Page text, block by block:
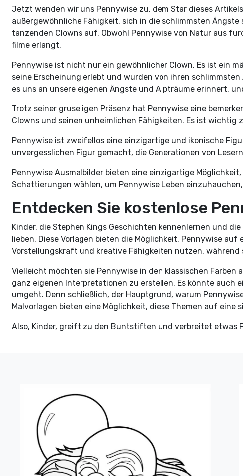
Jetzt wenden wir uns Pennywise zu, dem Star dieses
außergewöhnliche Fähigkeit, sich in die schlimmsten Ängste
tanzenden Clowns auf. Obwohl Pennywise von Natur aus
filme erlangt.
Pennywise ist nicht nur ein gewöhnlicher Clown. Es ist ein
seine Erscheinung erlebt und wurden von ihren
es uns an unsere eigenen Ängste und Alpträume erinnert,
Trotz seiner gruseligen Präsenz hat Pennywise eine
Clowns und seinen unheimlichen Fähigkeiten. Es ist wichtig
Pennywise ist zweifellos eine einzigartige und ikonische
unvergesslichen Figur gemacht, die Generationen von
Pennywise Ausmalbilder bieten eine einzigartige
Schattierungen wählen, um Pennywise Leben
Entdecken Sie kostenlose
Kinder, die Stephen Kings Geschichten kennenlernen und
lieben. Diese Vorlagen bieten die Möglichkeit, Pennywise
Vorstellungskraft und kreative Fähigkeiten nutzen, während
Vielleicht möchten sie Pennywise in den klassischen
ganz eigenen Interpretationen zu erstellen. Es könnte auch
umgeht. Denn schließlich, der Hauptgrund, warum
Malvorlagen bieten eine Möglichkeit, diese Themen auf eine
Also, Kinder, greift zu den Buntstiften und verbreitet etwas